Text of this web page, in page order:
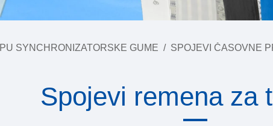
PU SYNCHRONIZATORSKE GUME / SPOJEVI ČASOVNE
Spojevi remena za